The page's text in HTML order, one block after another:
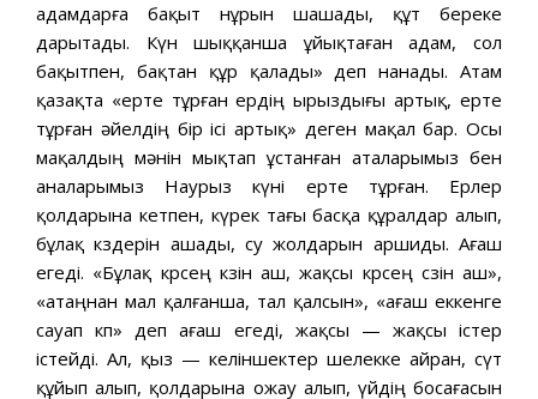
адамдарға бақыт нұрын шашады, құт береке
дарытады. Күн шыққанша ұйықтаған адам, сол
бақытпен, бақтан құр қалады» деп нанады. Атам
қазақта «ерте тұрған ердің ырыздығы артық, ерте
тұрған әйелдің бір ісі артық» деген мақал бар. Осы
мақалдың мәнін мықтап ұстанған аталарымыз бен
аналарымыз Наурыз күні ерте тұрған. Ерлер
қолдарына кетпен, күрек тағы басқа құралдар алып,
бұлақ көздерін ашады, су жолдарын аршиды. Ағаш
егеді. «Бұлақ көрсең көзін аш, жақсы көрсең сөзін аш»,
«атаңнан мал қалғанша, тал қалсын», «ағаш еккенге
сауап көп» деп ағаш егеді, жақсы — жақсы істер
істейді. Ал, қыз — келіншектер шелекке айран, сүт
құйып алып, қолдарына ожау алып, үйдің босағасын